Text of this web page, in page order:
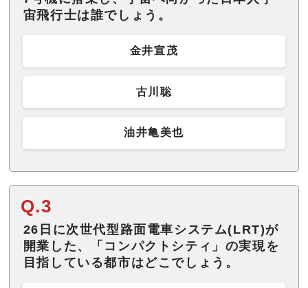
宙飛行士は誰でしょう。
金井宣茂
古川聡
油井亀美也
Q.3
26日に次世代型路面電車システム(LRT)が
開業した、「コンパクトシティ」の実現を
目指している都市はどこでしょう。